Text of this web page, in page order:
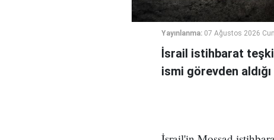
Yayınlanma: 07 Ağustos 2026
İsrail istihbarat
ismi görevden